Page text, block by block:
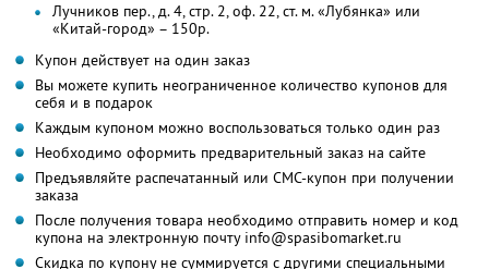
Лучников пер., д. 4, стр. 2, оф. 22, ст. м. «Лубянка» или
«Китай-город» – 150р.
Купон действует на один заказ
Вы можете купить неограниченное количество купонов для
себя и в подарок
Каждым купоном можно воспользоваться только один раз
Необходимо оформить предварительный заказ на сайте
Предъявляйте распечатанный или СМС-купон при получении
заказа
После получения товара необходимо отправить номер и код
купона на электронную почту info@spasibomarket.ru
Скидка по купону не суммируется с другими специальными